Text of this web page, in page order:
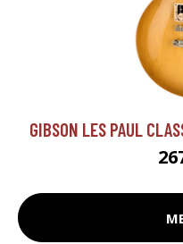
GIBSON LES PAUL